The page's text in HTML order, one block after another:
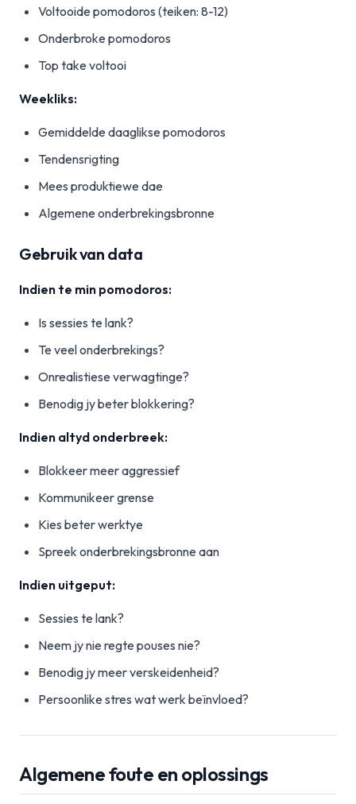
Voltooide pomodoros (teiken: 8-12)
Onderbroke pomodoros
Top take voltooi
Weekliks:
Gemiddelde daaglikse pomodoros
Tendensrigting
Mees produktiewe dae
Algemene onderbrekingsbronne
Gebruik van data
Indien te min pomodoros:
Is sessies te lank?
Te veel onderbrekings?
Onrealistiese verwagtinge?
Benodig jy beter blokkering?
Indien altyd onderbreek:
Blokkeer meer aggressief
Kommunikeer grense
Kies beter werktye
Spreek onderbrekingsbronne aan
Indien uitgeput:
Sessies te lank?
Neem jy nie regte pouses nie?
Benodig jy meer verskeidenheid?
Persoonlike stres wat werk beïnvloed?
Algemene foute en oplossings